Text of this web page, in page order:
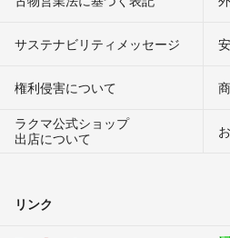
サステナビリティメッセージ
権利侵害について
ラクマ公式ショップ
出店について
リンク